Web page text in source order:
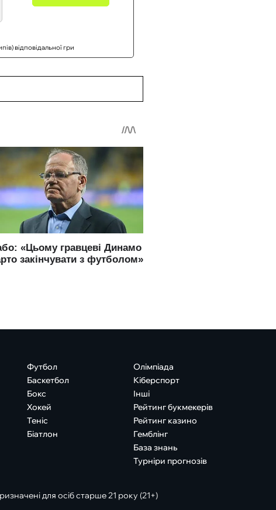
відповідальної гри
Футбол
Баскетбол
Бокс
Хокей
Теніс
Біатлон
Олімпіада
Кіберспорт
Інші
Рейтинг букмекерів
Рейтинг казино
Гемблінг
База знань
Турніри прогнозів
для осіб старше 21 року (21+)